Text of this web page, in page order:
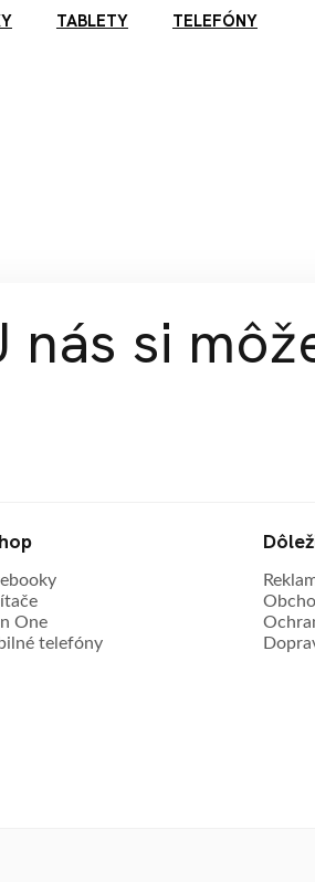
TABLETY TELEFÓNY
nás si
One
telefóny